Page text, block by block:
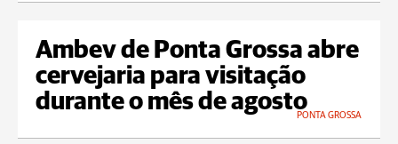
Ambev de Ponta Grossa abre
cervejaria para visitação
durante o mês de agosto
PONTA GROSSA